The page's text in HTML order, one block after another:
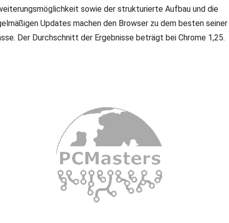
sowie der strukturierte Aufbau und die
Updates machen den Browser zu dem besten seiner
Der Durchschnitt der Ergebnisse beträgt bei Chrome 1,25.